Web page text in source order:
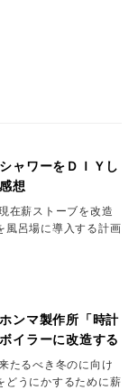
ャワーをＤＩＹし
想
在薪ストーブを改造
風呂場に導入する計画
ンマ製作所「時計
イラーに改造する
たるべき冬のに向け
どうにかするために薪